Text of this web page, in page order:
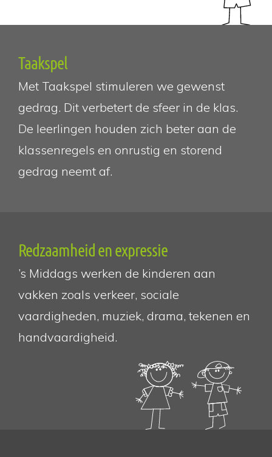
Taakspel
Met Taakspel stimuleren we gewenst
gedrag. Dit verbetert de sfeer in de klas.
De leerlingen houden zich beter aan de
klassenregels en onrustig en storend
gedrag neemt af.
Redzaamheid en expressie
’s Middags werken de kinderen aan
vakken zoals verkeer, sociale
vaardigheden, muziek, drama, tekenen en
handvaardigheid.